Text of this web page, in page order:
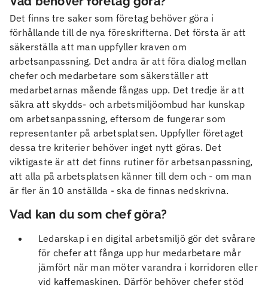
Det finns tre saker som företag behöver göra i
förhållande till de nya föreskrifterna. Det första är att
säkerställa att man uppfyller kraven om
arbetsanpassning. Det andra är att föra dialog mellan
chefer och medarbetare som säkerställer att
medarbetarnas mående fångas upp. Det tredje är att
säkra att skydds- och arbetsmiljöombud har kunskap
om arbetsanpassning, eftersom de fungerar som
representanter på arbetsplatsen. Uppfyller företaget
dessa tre kriterier behöver inget nytt göras. Det
viktigaste är att det finns rutiner för arbetsanpassning,
att alla på arbetsplatsen känner till dem och - om man
är fler än 10 anställda - ska de finnas nedskrivna.
Vad kan du som chef göra?
Ledarskap i en digital arbetsmiljö gör det svårare
för chefer att fånga upp hur medarbetare mår
jämfört när man möter varandra i korridoren eller
vid kaffemaskinen. Därför behöver chefer stöd